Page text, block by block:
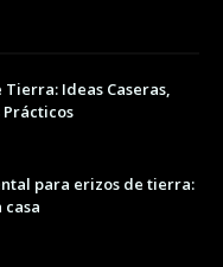
Tierra: Ideas Caseras,
Prácticos
para erizos de tierra:
casa